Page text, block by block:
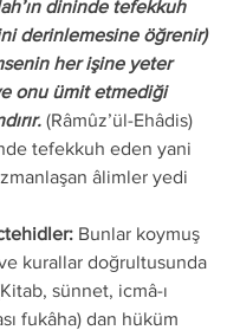
derinlemesine öğrenir)
her işine yeter
onu ümit etmediği
(Râmûz’ül-Ehâdis)
âlimler yedi
Bunlar koymuş
kurallar doğrultusunda
sünnet, icmâ-ı
fukâha) dan hüküm